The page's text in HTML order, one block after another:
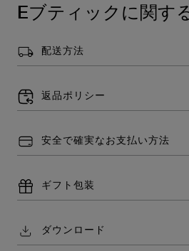
Eブティックに関す
配送方法
返品ポリシー
安全で確実なお支払い方法
ギフト包装
ダウンロード